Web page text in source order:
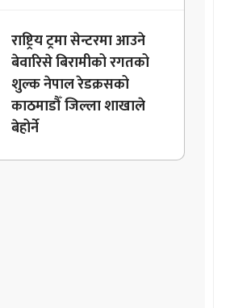
राष्ट्रिय ट्रमा सेन्टरमा आउने
बेवारिसे बिरामीको रगतको
शुल्क नेपाल रेडक्रसको
काठमाडौँ जिल्ला शाखाले
बेहोर्ने